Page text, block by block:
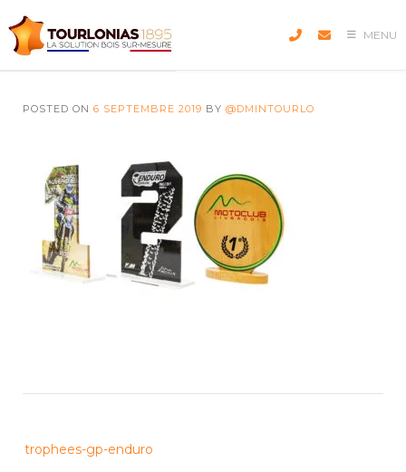
to
content
MENU
POSTED ON 6 SEPTEMBRE 2019 BY @DMINTOURLO
navigation
trophees-gp-enduro